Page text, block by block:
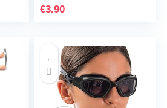
watersport, neusstrepen
€3.90